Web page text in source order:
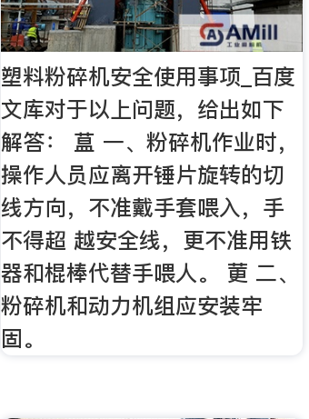
塑料粉碎机安全使用事项_百度
文库对于以上问题，给出如下
解答： 蒀 一、粉碎机作业时，
操作人员应离开锤片旋转的切
线方向，不准戴手套喂入，手
不得超 越安全线，更不准用铁
器和棍棒代替手喂人。 莄 二、
粉碎机和动力机组应安装牢
固。